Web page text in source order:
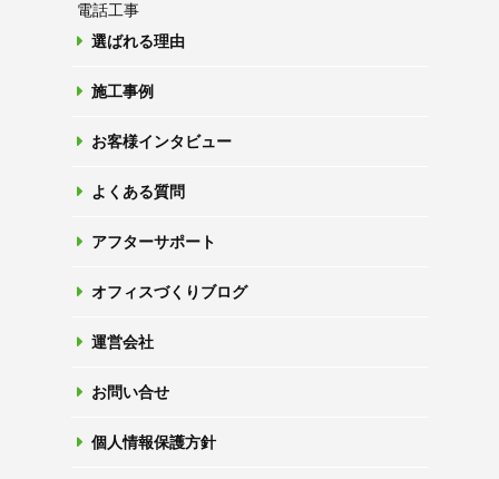
電話工事
選ばれる理由
施工事例
お客様インタビュー
よくある質問
アフターサポート
オフィスづくりブログ
運営会社
お問い合せ
個人情報保護方針